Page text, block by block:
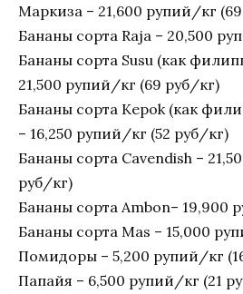
Маркиза – 21,600 рупий/кг
Бананы сорта Raja – 20,500
Бананы сорта Susu (как
21,500 рупий/кг (69 руб/кг)
Бананы сорта Kepok (как
– 16,250 рупий/кг (52 руб/кг)
Бананы сорта Cavendish –
руб/кг)
Бананы сорта Ambon– 19,900
Бананы сорта Mas – 15,000
Помидоры – 5,200 рупий/кг
Папайя – 6,500 рупий/кг (21